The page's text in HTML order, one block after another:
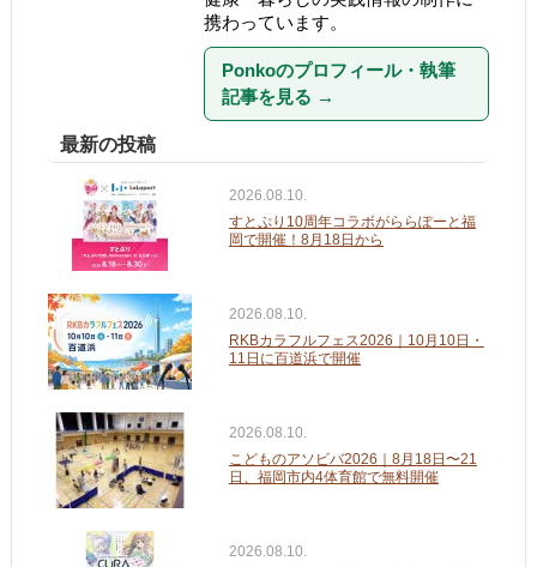
携わっています。
Ponkoのプロフィール・執筆
記事を見る →
最新の投稿
2026.08.10.
すとぷり10周年コラボがららぽーと福
岡で開催！8月18日から
2026.08.10.
RKBカラフルフェス2026｜10月10日・
11日に百道浜で開催
2026.08.10.
こどものアソビバ2026｜8月18日〜21
日、福岡市内4体育館で無料開催
2026.08.10.